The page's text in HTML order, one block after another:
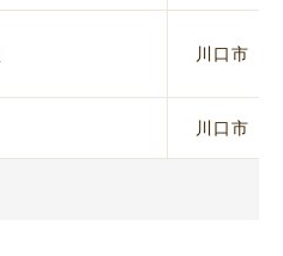
川口市
川口市